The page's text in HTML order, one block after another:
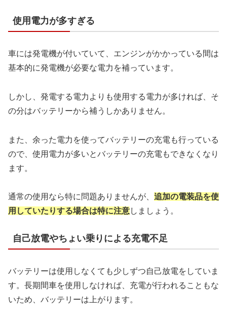
使用電力が多すぎる
車には発電機が付いていて、エンジンがかかっている間は
基本的に発電機が必要な電力を補っています。
しかし、発電する電力よりも使用する電力が多ければ、そ
の分はバッテリーから補うしかありません。
また、余った電力を使ってバッテリーの充電も行っている
ので、使用電力が多いとバッテリーの充電もできなくなり
ます。
通常の使用なら特に問題ありませんが、 追加の電装品を使
用していたりする場合は特に注意しましょう。
自己放電やちょい乗りによる充電不足
バッテリーは使用しなくても少しずつ自己放電をしていま
す。長期間車を使用しなければ、充電が行われることもな
いため、バッテリーは上がります。